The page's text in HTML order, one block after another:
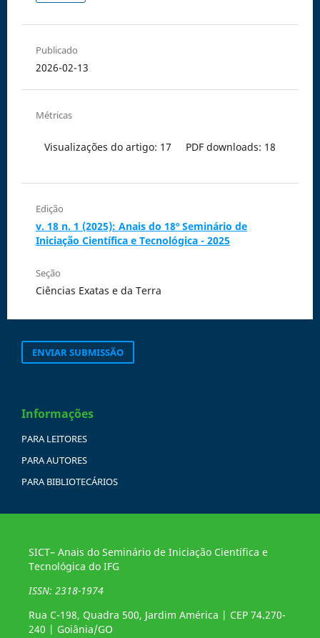
Publicado
2026-02-13
Métricas
Visualizações do artigo: 17 PDF downloads: 18
Edição
v. 18 n. 1 (2025): Anais do 18º Seminário de
Iniciação Científica e Tecnológica - 2025
Seção
Ciências Exatas e da Terra
ENVIAR SUBMISSÃO
Informações
PARA LEITORES
PARA AUTORES
PARA BIBLIOTECÁRIOS
SICT– Anais do Seminário de Iniciação Científica e
Tecnológica do IFG
ISSN: 2318-1974
Rua C-198, Quadra 500, Jardim América | CEP 74.270-
240 | Goiânia/GO